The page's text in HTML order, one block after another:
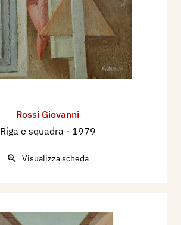
Rossi Giovanni
Riga e squadra - 1979
Visualizza scheda